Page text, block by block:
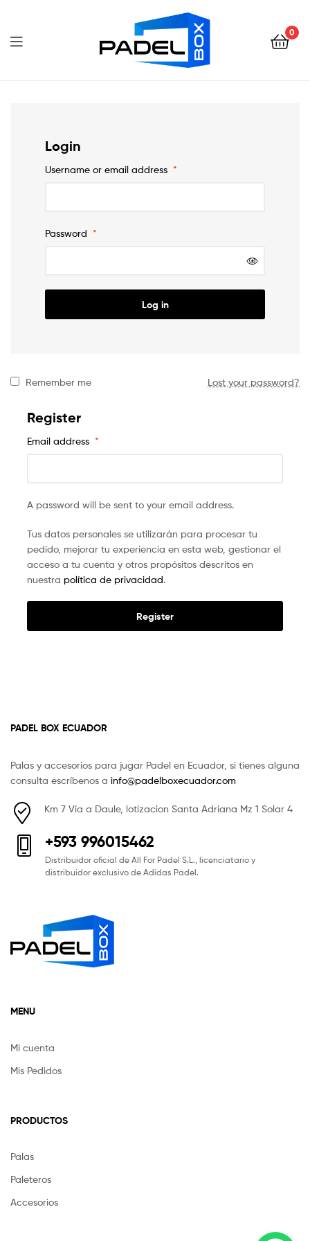
0
Ecuador
Login
Username or email address *
Password *
Log in
Remember me Lost your password?
Register
Email address *
A password will be sent to your email address.
Tus datos personales se utilizarán para procesar tu
pedido, mejorar tu experiencia en esta web, gestionar el
acceso a tu cuenta y otros propósitos descritos en
nuestra política de privacidad.
Register
PADEL BOX ECUADOR
Palas y accesorios para jugar Padel en Ecuador, si tienes alguna
consulta escríbenos a info@padelboxecuador.com
Km 7 Vía a Daule, lotizacion Santa Adriana Mz 1 Solar 4
+593 996015462
Distribuidor oficial de All For Padel S.L., licenciatario y
distribuidor exclusivo de Adidas Padel.
MENU
Mi cuenta
Mis Pedidos
PRODUCTOS
Palas
Paleteros
Accesorios